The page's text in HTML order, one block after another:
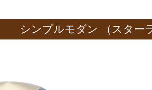
シンプルモダン （スター